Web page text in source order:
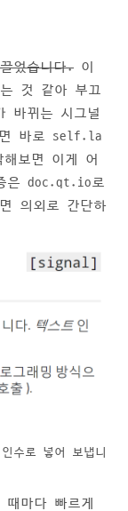
었습니다. 이
것 같아 부끄
바뀌는 시그널
면 바로 self.la
보면 이게 어
은 doc.qt.io로
의외로 간단하
수로 넣어 보냅니
마다 빠르게